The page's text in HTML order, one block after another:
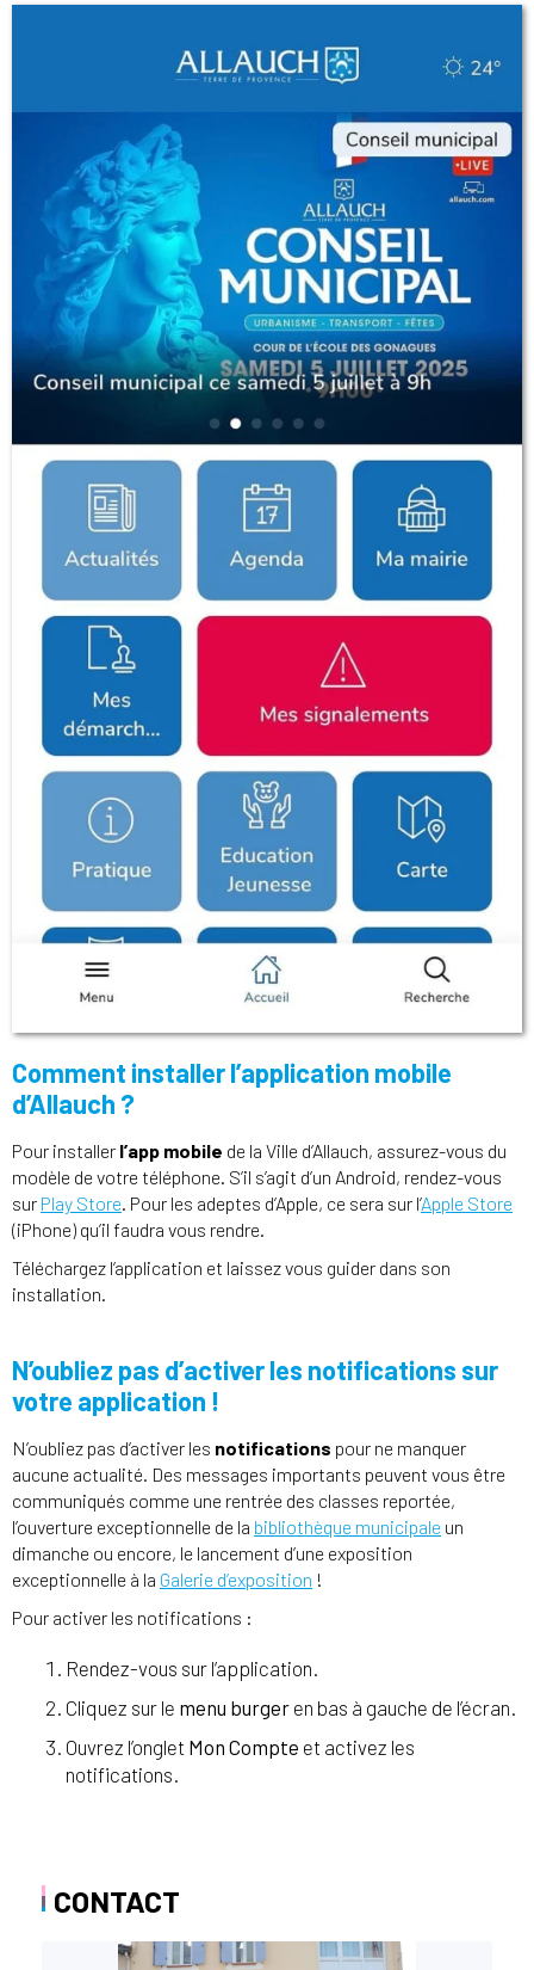
Comment installer l’application mobile
d’Allauch ?
Pour installer l’app mobile de la Ville d’Allauch, assurez-vous du
modèle de votre téléphone. S’il s’agit d’un Android, rendez-vous
sur Play Store. Pour les adeptes d’Apple, ce sera sur l’Apple Store
(iPhone) qu’il faudra vous rendre.
Téléchargez l’application et laissez vous guider dans son
installation.
N’oubliez pas d’activer les notifications sur
votre application !
N’oubliez pas d’activer les notifications pour ne manquer
aucune actualité. Des messages importants peuvent vous être
communiqués comme une rentrée des classes reportée,
l’ouverture exceptionnelle de la bibliothèque municipale un
dimanche ou encore, le lancement d’une exposition
exceptionnelle à la Galerie d’exposition !
Pour activer les notifications :
Rendez-vous sur l’application.
Cliquez sur le menu burger en bas à gauche de l’écran.
Ouvrez l’onglet Mon Compte et activez les
notifications.
CONTACT